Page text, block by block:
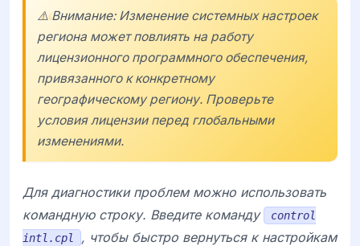
⚠️ Внимание: Изменение системных настроек
региона может повлиять на работу
лицензионного программного обеспечения,
привязанного к конкретному
географическому региону. Проверьте
условия лицензии перед глобальными
изменениями.
Для диагностики проблем можно использовать
командную строку. Введите команду
control
intl.cpl
, чтобы быстро вернуться к настройкам